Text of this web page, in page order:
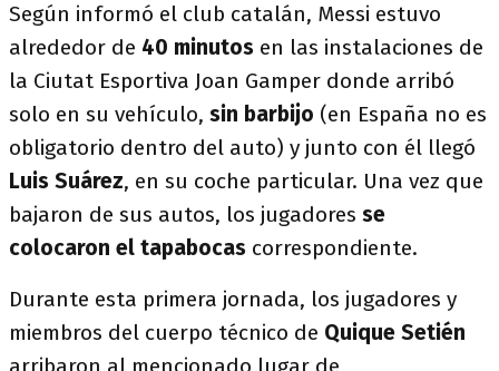
Según informó el club catalán, Messi estuvo
alrededor de 40 minutos en las instalaciones de
la Ciutat Esportiva Joan Gamper donde arribó
solo en su vehículo, sin barbijo (en España no es
obligatorio dentro del auto) y junto con él llegó
Luis Suárez, en su coche particular. Una vez que
bajaron de sus autos, los jugadores se
colocaron el tapabocas correspondiente.
Durante esta primera jornada, los jugadores y
miembros del cuerpo técnico de Quique Setién